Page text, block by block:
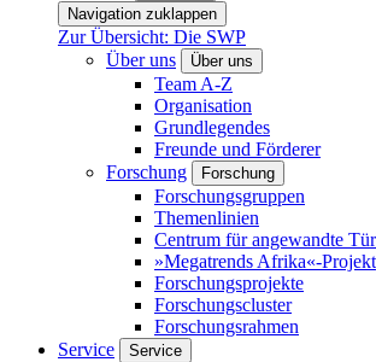
Navigation zuklappen
Zur Übersicht: Die SWP
Über uns
Über uns
Team A-Z
Organisation
Grundlegendes
Freunde und Förderer
Forschung
Forschung
Forschungsgruppen
Themenlinien
Centrum für angewandte
»Megatrends Afrika«-Projekt
Forschungsprojekte
Forschungscluster
Forschungsrahmen
Service
Service